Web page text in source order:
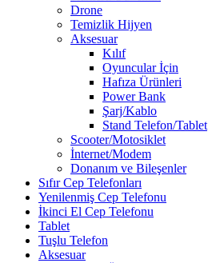
Drone
Temizlik Hijyen
Aksesuar
Kılıf
Oyuncular İçin
Hafıza Ürünleri
Power Bank
Şarj/Kablo
Stand Telefon/Tablet
Scooter/Motosiklet
İnternet/Modem
Donanım ve Bileşenler
Sıfır Cep Telefonları
Yenilenmiş Cep Telefonu
İkinci El Cep Telefonu
Tablet
Tuşlu Telefon
Aksesuar